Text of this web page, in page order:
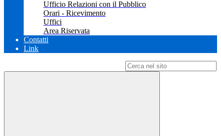
Ufficio Relazioni con il Pubblico
Orari - Ricevimento
Uffici
Area Riservata
Contatti
Link